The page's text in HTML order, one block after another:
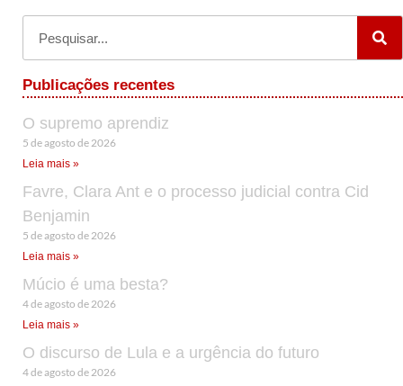
Publicações recentes
O supremo aprendiz
5 de agosto de 2026
Leia mais »
Favre, Clara Ant e o processo judicial contra Cid
Benjamin
5 de agosto de 2026
Leia mais »
Múcio é uma besta?
4 de agosto de 2026
Leia mais »
O discurso de Lula e a urgência do futuro
4 de agosto de 2026